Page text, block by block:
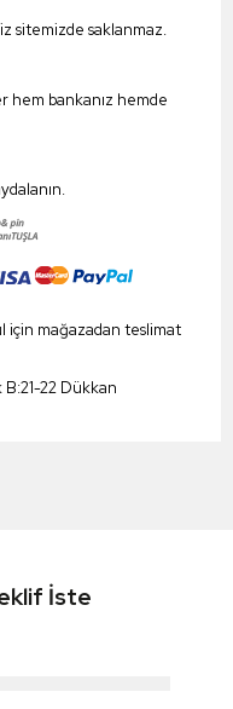
sitemizde saklanmaz.
hem bankanız hemde
için mağazadan teslimat
22 Dükkan
İste